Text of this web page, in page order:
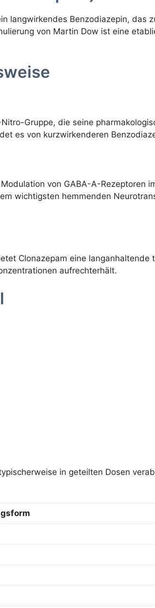
langwirkendes Benzodiazepin, das
von Martin Dow ist eine
Gruppe, die seine
es von kurzwirkenderen
von GABA-A-Rezeptoren
wichtigsten hemmenden
Clonazepam eine langanhaltende
aufrechterhält.
in geteilten Dosen